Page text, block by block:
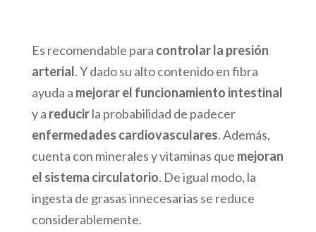
Es recomendable para controlar la presión
arterial. Y dado su alto contenido en fibra
ayuda a mejorar el funcionamiento intestinal
y a reducirla probabilidad de padecer
enfermedades cardiovasculares. Además,
cuenta con minerales y vitaminas que mejoran
el sistema circulatorio. De igual modo, la
ingesta de grasas innecesarias se reduce
considerablemente.